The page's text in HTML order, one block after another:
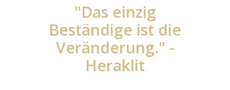
"Das einzig
Beständige ist die
Veränderung." -
Heraklit